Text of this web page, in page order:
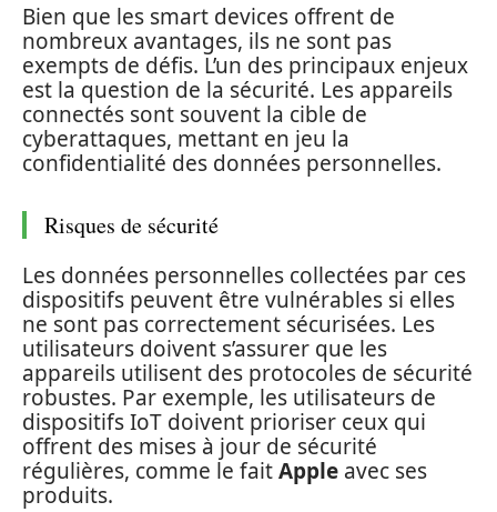
Bien que les smart devices offrent de
nombreux avantages, ils ne sont pas
exempts de défis. L’un des principaux enjeux
est la question de la sécurité. Les appareils
connectés sont souvent la cible de
cyberattaques, mettant en jeu la
confidentialité des données personnelles.
Risques de sécurité
Les données personnelles collectées par ces
dispositifs peuvent être vulnérables si elles
ne sont pas correctement sécurisées. Les
utilisateurs doivent s’assurer que les
appareils utilisent des protocoles de sécurité
robustes. Par exemple, les utilisateurs de
dispositifs IoT doivent prioriser ceux qui
offrent des mises à jour de sécurité
régulières, comme le faitApple avec ses
produits.